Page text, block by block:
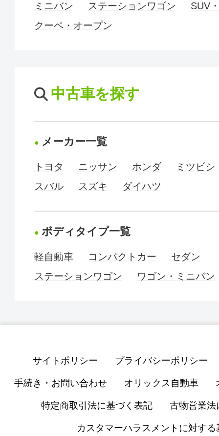
ミニバン
ステーションワゴン
SUV
クーペ・オープン
中古車を探す
メーカー一覧
トヨタ ニッサン ホンダ
ミツビシ
スバル
スズキ ダイハツ
ボディタイプ一覧
軽自動車 コンパクトカー
セダン
ステーションワゴン
ワゴン・ミニバン
サイトポリシー プライバシーポリシー
手続き・お問い合わせ オリックス自動車
特定商取引法に基づく表記 古物営業法
カスタマーハラスメントに対する